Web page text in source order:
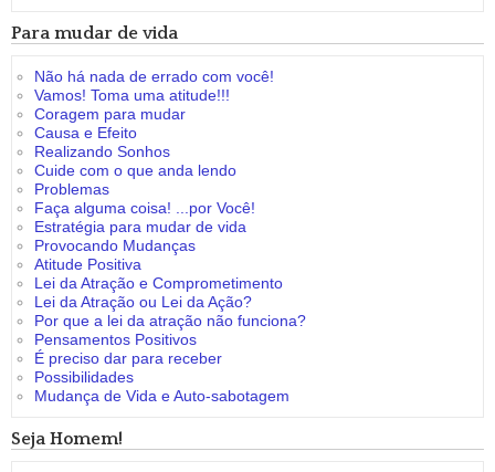
Para mudar de vida
Não há nada de errado com você!
Vamos! Toma uma atitude!!!
Coragem para mudar
Causa e Efeito
Realizando Sonhos
Cuide com o que anda lendo
Problemas
Faça alguma coisa! ...por Você!
Estratégia para mudar de vida
Provocando Mudanças
Atitude Positiva
Lei da Atração e Comprometimento
Lei da Atração ou Lei da Ação?
Por que a lei da atração não funciona?
Pensamentos Positivos
É preciso dar para receber
Possibilidades
Mudança de Vida e Auto-sabotagem
Seja Homem!